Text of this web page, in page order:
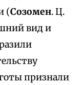
(Созомен. Ц.
вид и
признали